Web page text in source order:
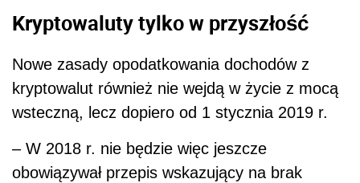
Kryptowaluty tylko w przyszłość
Nowe zasady opodatkowania dochodów z
kryptowalut również nie wejdą w życie z mocą
wsteczną, lecz dopiero od 1 stycznia 2019 r.
– W 2018 r. nie będzie więc jeszcze
obowiązywał przepis wskazujący na brak